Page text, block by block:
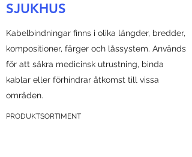
SJUKHUS
Kabelbindningar finns i olika längder, bredder,
kompositioner, färger och låssystem. Används
för att säkra medicinsk utrustning, binda
kablar eller förhindrar åtkomst till vissa
områden.
PRODUKTSORTIMENT